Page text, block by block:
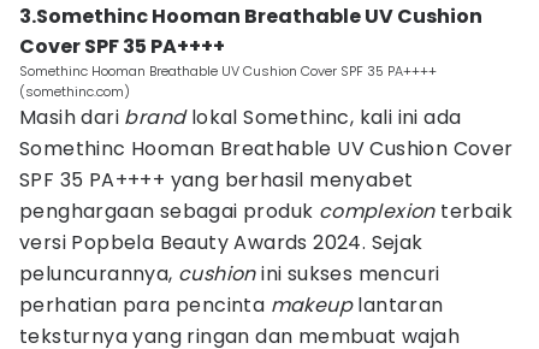
3.Somethinc Hooman Breathable UV Cushion
Cover SPF 35 PA++++
Somethinc Hooman Breathable UV Cushion Cover SPF 35 PA++++
(somethinc.com)
Masih dari brandlokal Somethinc, kali ini ada
Somethinc Hooman Breathable UV Cushion Cover
SPF 35 PA++++ yang berhasil menyabet
penghargaan sebagai produk complexionterbaik
versi Popbela Beauty Awards 2024. Sejak
peluncurannya, cushionini sukses mencuri
perhatian para pencinta makeuplantaran
teksturnya yang ringan dan membuat wajah